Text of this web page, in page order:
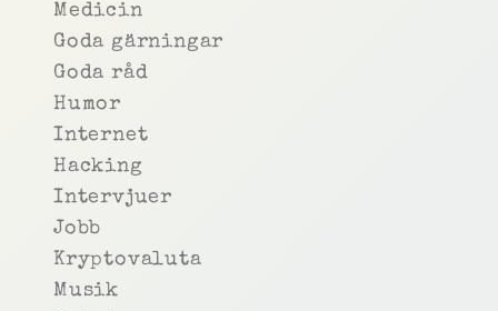
Medicin
Goda gärningar
Goda råd
Humor
Internet
Hacking
Intervjuer
Jobb
Kryptovaluta
Musik